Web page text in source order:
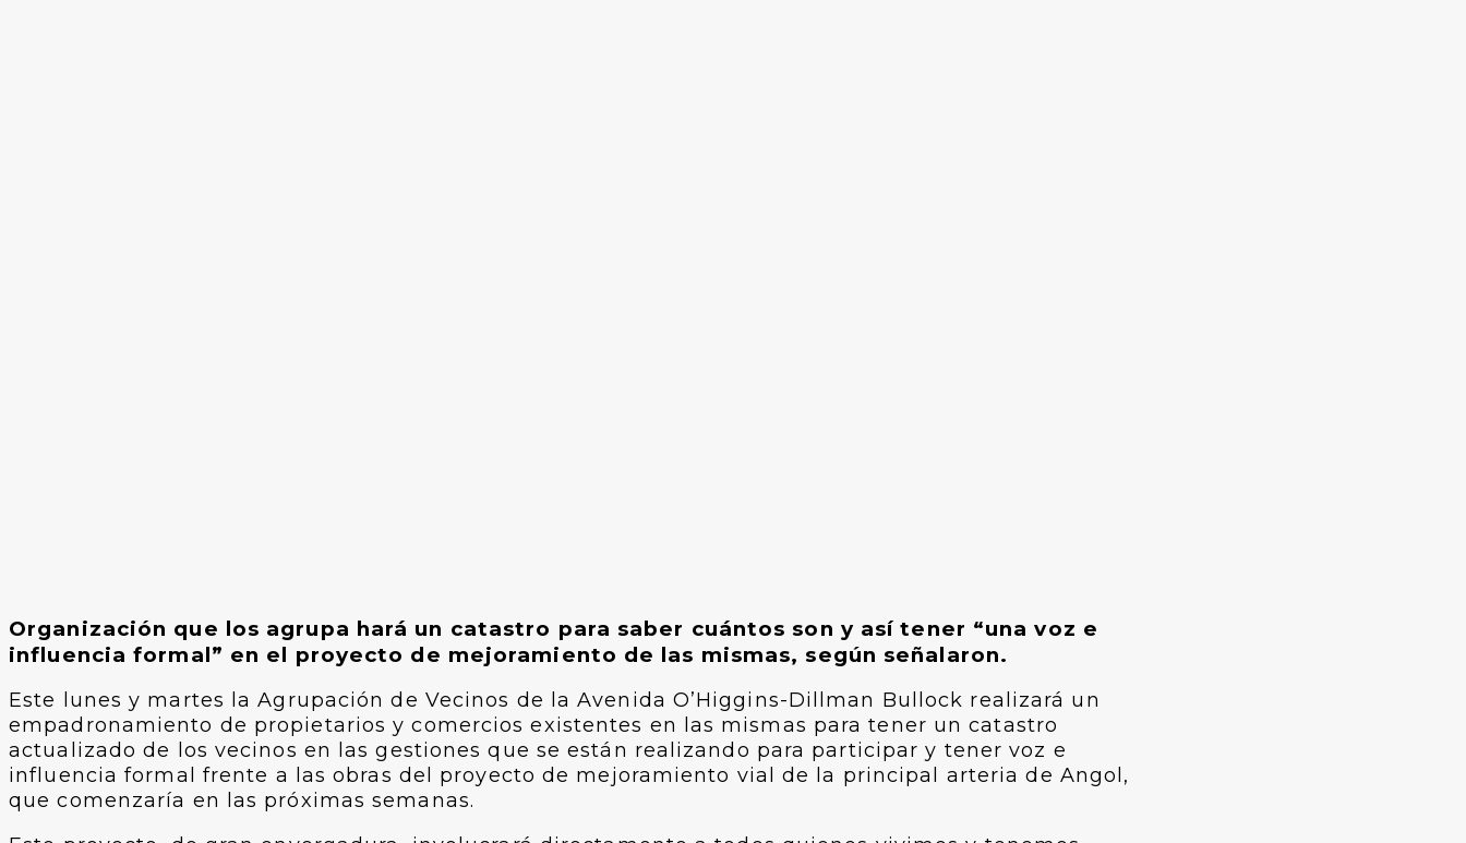
Organización que los agrupa hará un catastro para saber cuántos son y así tener “una voz e
influencia formal” en el proyecto de mejoramiento de las mismas, según señalaron.
Este lunes y martes la Agrupación de Vecinos de la Avenida O’Higgins-Dillman Bullock realizará un
empadronamiento de propietarios y comercios existentes en las mismas para tener un catastro
actualizado de los vecinos en las gestiones que se están realizando para participar y tener voz e
influencia formal frente a las obras del proyecto de mejoramiento vial de la principal arteria de Angol,
que comenzaría en las próximas semanas.